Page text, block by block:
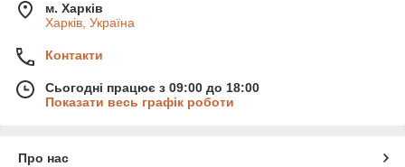
м. Харків
Харків, Україна
Контакти
Сьогодні працює з 09:00 до 18:00
Показати весь графік роботи
Про нас